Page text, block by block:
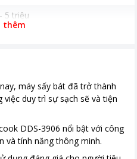
5 triệu
thêm
máy sấy bát đã trở thành
duy trì sự sạch sẽ và tiện
DDS-3906 nổi bật với công
và tính năng thông minh.